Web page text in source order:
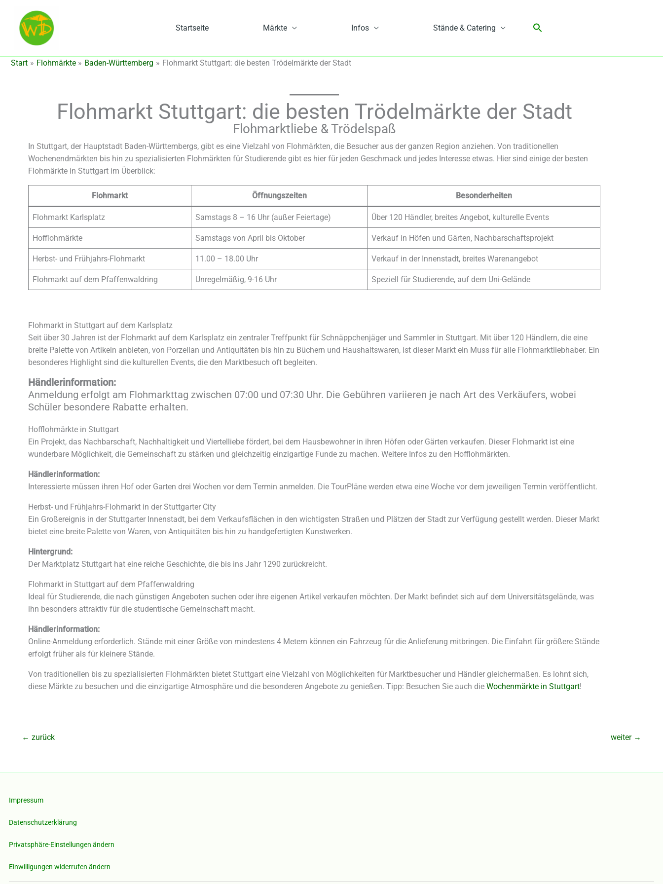
springen
Startseite Märkte Infos Stände & Catering
Start Flohmärkte Baden-Württemberg Flohmarkt Stuttgart: die besten Trödelmärkte der Stadt
Flohmarkt Stuttgart: die besten Trödelmärkte der Stadt
Flohmarktliebe & Trödelspaß
In Stuttgart, der Hauptstadt Baden-Württembergs, gibt es eine Vielzahl von Flohmärkten, die Besucher aus der ganzen Region anziehen. Von traditionellen
Wochenendmärkten bis hin zu spezialisierten Flohmärkten für Studierende gibt es hier für jeden Geschmack und jedes Interesse etwas. Hier sind einige der besten
Flohmärkte in Stuttgart im Überblick:
Flohmarkt Öffnungszeiten Besonderheiten
Flohmarkt Karlsplatz Samstags 8 – 16 Uhr (außer Feiertage) Über 120 Händler, breites Angebot, kulturelle Events
Hofflohmärkte Samstags von April bis Oktober Verkauf in Höfen und Gärten, Nachbarschaftsprojekt
Herbst- und Frühjahrs-Flohmarkt 11.00 – 18.00 Uhr Verkauf in der Innenstadt, breites Warenangebot
Flohmarkt auf dem Pfaffenwaldring Unregelmäßig, 9-16 Uhr Speziell für Studierende, auf dem Uni-Gelände
Flohmarkt in Stuttgart auf dem Karlsplatz
Seit über 30 Jahren ist der Flohmarkt auf dem Karlsplatz ein zentraler Treffpunkt für Schnäppchenjäger und Sammler in Stuttgart. Mit über 120 Händlern, die eine
breite Palette von Artikeln anbieten, von Porzellan und Antiquitäten bis hin zu Büchern und Haushaltswaren, ist dieser Markt ein Muss für alle Flohmarktliebhaber. Ein
besonderes Highlight sind die kulturellen Events, die den Marktbesuch oft begleiten.
Händlerinformation:
Anmeldung erfolgt am Flohmarkttag zwischen 07:00 und 07:30 Uhr. Die Gebühren variieren je nach Art des Verkäufers, wobei
Schüler besondere Rabatte erhalten.
Hofflohmärkte in Stuttgart
Ein Projekt, das Nachbarschaft, Nachhaltigkeit und Viertelliebe fördert, bei dem Hausbewohner in ihren Höfen oder Gärten verkaufen. Dieser Flohmarkt ist eine
wunderbare Möglichkeit, die Gemeinschaft zu stärken und gleichzeitig einzigartige Funde zu machen. Weitere Infos zu den Hofflohmärkten.
Händlerinformation:
Interessierte müssen ihren Hof oder Garten drei Wochen vor dem Termin anmelden. Die TourPläne werden etwa eine Woche vor dem jeweiligen Termin veröffentlicht.
Herbst- und Frühjahrs-Flohmarkt in der Stuttgarter City
Ein Großereignis in der Stuttgarter Innenstadt, bei dem Verkaufsflächen in den wichtigsten Straßen und Plätzen der Stadt zur Verfügung gestellt werden. Dieser Markt
bietet eine breite Palette von Waren, von Antiquitäten bis hin zu handgefertigten Kunstwerken.
Hintergrund:
Der Marktplatz Stuttgart hat eine reiche Geschichte, die bis ins Jahr 1290 zurückreicht.
Flohmarkt in Stuttgart auf dem Pfaffenwaldring
Ideal für Studierende, die nach günstigen Angeboten suchen oder ihre eigenen Artikel verkaufen möchten. Der Markt befindet sich auf dem Universitätsgelände, was
ihn besonders attraktiv für die studentische Gemeinschaft macht.
Händlerinformation:
Online-Anmeldung erforderlich. Stände mit einer Größe von mindestens 4 Metern können ein Fahrzeug für die Anlieferung mitbringen. Die Einfahrt für größere Stände
erfolgt früher als für kleinere Stände.
Von traditionellen bis zu spezialisierten Flohmärkten bietet Stuttgart eine Vielzahl von Möglichkeiten für Marktbesucher und Händler gleichermaßen. Es lohnt sich,
diese Märkte zu besuchen und die einzigartige Atmosphäre und die besonderen Angebote zu genießen. Tipp: Besuchen Sie auch die Wochenmärkte in Stuttgart!
← zurück weiter →
Impressum
Datenschutzerklärung
Privatsphäre-Einstellungen ändern
Einwilligungen widerrufen ändern